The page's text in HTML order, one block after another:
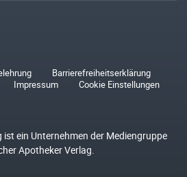
Barrierefreiheitserklärung
Impressum Cookie Einstellungen
ist ein Unternehmen der Mediengruppe
Apotheker Verlag.